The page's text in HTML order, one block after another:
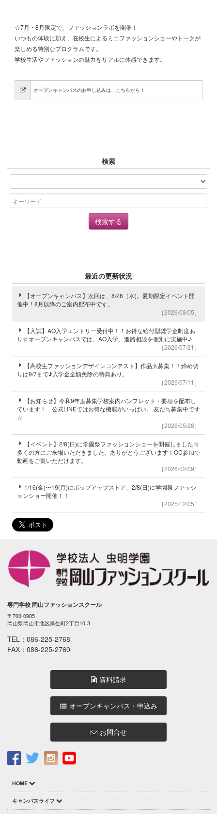
☆7月・8月限定で、ファッションラボを開催！
いつもの体験に加え、在校生によるミニファッションショーやトークが
楽しめる特別なプログラムです。
学校生活やファッションの魅力をリアルに体感できます。
オープンキャンパスのお申し込みは、こちらから！
検索
最近の更新状況
【オープンキャンパス】次回は、8/26（水)。夏期限定イベント開
催中！8月以降のご案内配布中です。
［2026/08/05］
【入試】AO入学エントリー受付中！！お得な給付型奨学金制度あ
り☆オープンキャンパスでは、AO入学、進路相談を個別に実施中♪
［2026/07/21］
【高校生ファッションデザインコンテスト】作品大募集！！締め切
りは9/7まで♪入学金全額免除の特典あり。
［2026/07/11］
【お知らせ】令和9年度募集学校案内パンフレット・要項を配布し
ています！ 公式LINEではお得な機能がいっぱい。 友だち募集中です
☆
［2026/05/28］
【イベント】2/8(日)に学園祭ファッションショーを開催しました☆
多くの方にご来場いただきました。ありがとうございます！OC参加で
動画をご覧いただけます。
［2026/02/09］
1/16(金)〜19(月)にポップアップストア、2/8(日)に学園祭ファッシ
ョンショー開催！！
［2025/12/05］
専門学校 岡山ファッションスクール
〒700-0985
岡山県岡山市北区厚生町2丁目10-3
TEL： 086-225-2768
FAX：086-225-2760
資料請求
オープンキャンパス・申込み
お問合せ
HOME
キャンパスライフ